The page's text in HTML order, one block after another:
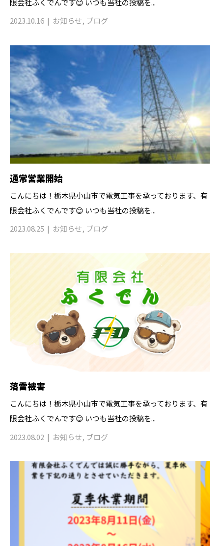
2023.10.16
お知らせ, ブログ
通常営業開始
こんにちは！栃木県小山市で電気工事を承っております、有
限会社ふくでんです😊 いつも当社の投稿を...
2023.08.25
お知らせ, ブログ
落雷被害
こんにちは！栃木県小山市で電気工事を承っております、有
限会社ふくでんです😊 いつも当社の投稿を...
2023.08.02
お知らせ, ブログ